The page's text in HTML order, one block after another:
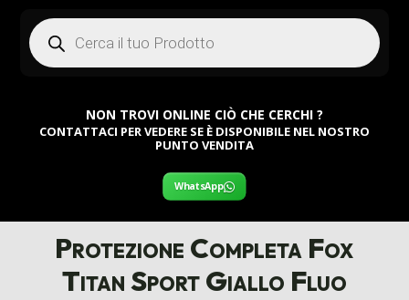
Products
search
NON TROVI ONLINE CIÒ CHE CERCHI ?
CONTATTACI PER VEDERE SE È DISPONIBILE NEL NOSTRO
PUNTO VENDITA
WhatsApp
Protezione Completa Fox
Titan Sport Giallo Fluo